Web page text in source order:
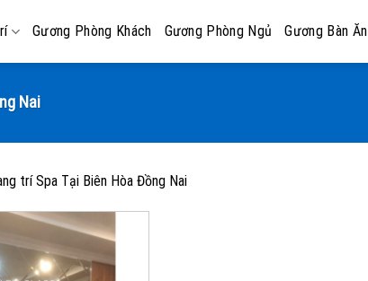
Gương Phòng Khách Gương Phòng Ngủ Gương Bàn Ăn
Nai
trí Spa Tại Biên Hòa Đồng Nai